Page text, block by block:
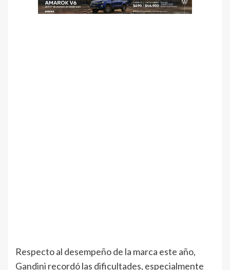
Respecto al desempeño de la marca este año,
Gandini recordó las dificultades, especialmente